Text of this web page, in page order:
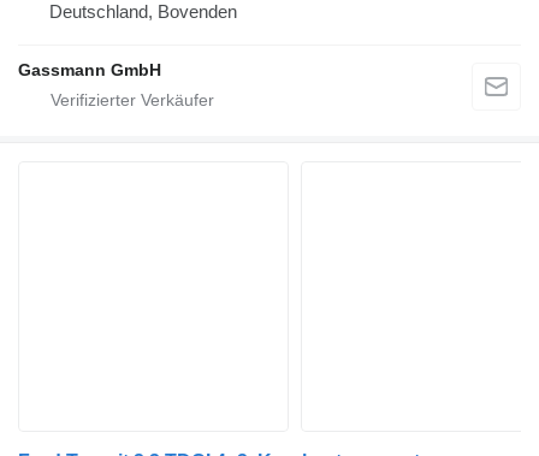
Deutschland, Bovenden
Gassmann GmbH